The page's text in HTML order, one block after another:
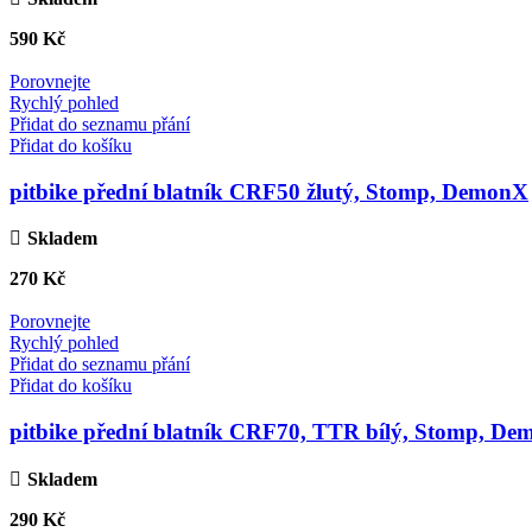
590 Kč
Porovnejte
Rychlý pohled
Přidat do seznamu přání
Přidat do košíku
pitbike přední blatník CRF50 žlutý, Stomp, DemonX
Skladem
270 Kč
Porovnejte
Rychlý pohled
Přidat do seznamu přání
Přidat do košíku
pitbike přední blatník CRF70, TTR bílý, Stomp,
Skladem
290 Kč